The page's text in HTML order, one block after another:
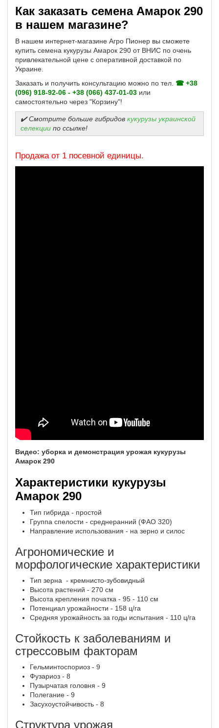
Как заказать семена Амарок 290
в нашем магазине?
В нашем интернет-магазине Агро Пионер вы сможете
купить семена кукурузы Амарок 290 от ВНИС по очень
привлекательной цене с оперативной доставкой по
Украине.
Заказать и получить консультацию можно по тел. ☎ +38
(096) 918-92-06 - +38 (066) 437-01-03 или
самостоятельно через "Корзину"!
✔️ Смотрите больше гибридов кукурузы украинской
селекции по ссылке!
Продажа от 1 посевной единицы.
Видео: уборка и демонстрация урожая кукурузы
Амарок 290
Характеристики кукурузы
Амарок 290
Тип гибрида - простой
Группа спелости - среднеранний (ФАО 320)
Направление использования - на зерно и силос
Агрономические и
морфологические характеристики
Тип зерна - кремнисто-зубовидный
Высота растений - 270 см
Высота крепления початка - 95 - 110 см
Потенциал урожайности - 158 ц/га
Средняя урожайность за годы испытания - 110 ц/га
Стойкость к заболеваниям и
стрессовым факторам
Гельминтоспориоз - 9
Фузариоз - 8
Пузырчатая головня - 9
Полегание - 9
Засухоустойчивость - 8
Структура урожая